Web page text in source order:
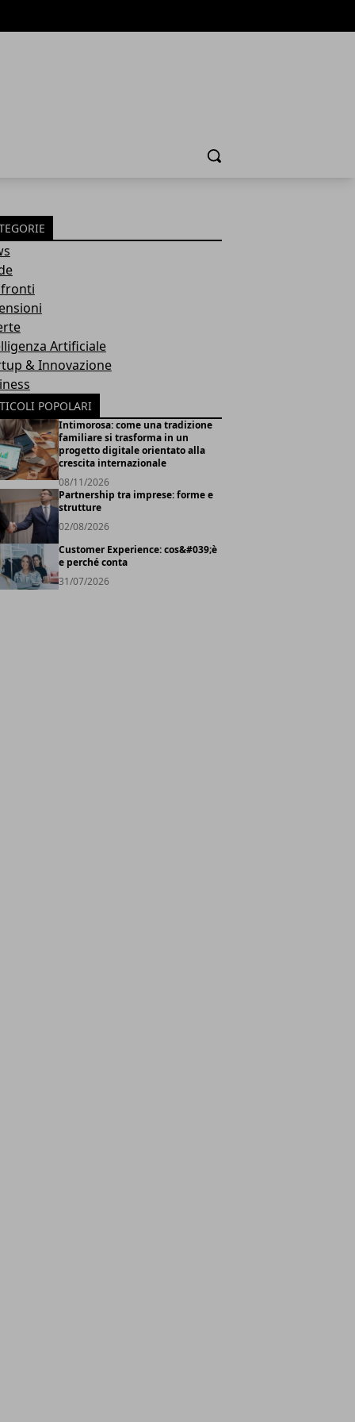
Cerca
Artificiale
& Innovazione
POPOLARI
Intimorosa: come una tradizione
familiare si trasforma in un
progetto digitale orientato alla
crescita internazionale
08/11/2026
Partnership tra imprese: forme e
strutture
02/08/2026
Customer Experience: cos&#039;è
e perché conta
31/07/2026